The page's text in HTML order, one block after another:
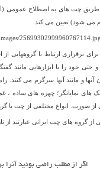
طریق چت های به اصطلاح عمومی (اگر
می شود) تعیین می کند.
برقراری ارتباط با گروههایی
و حتی خود را با ابزارهایی
آنها و مانند آنها سرگرم می کنند.
های نمایانگر؛ چهره های ساده ،
از صورت. انواع مختلفی از چت یا
از گروه های چت ایرانی عبارتند
اگر از مطلب راضی بودید آنرا